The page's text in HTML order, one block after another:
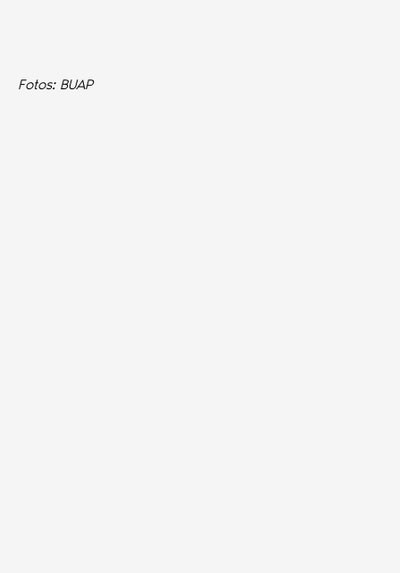
Fotos: BUAP